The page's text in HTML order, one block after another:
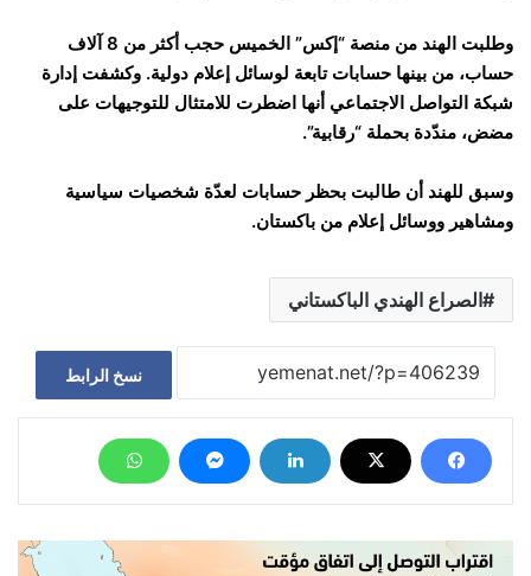
وطلبت الهند من منصة “إكس” الخميس حجب أكثر من 8 آلاف
حساب، من بينها حسابات تابعة لوسائل إعلام دولية. وكشفت إدارة
شبكة التواصل الاجتماعي أنها اضطرت للامتثال للتوجيهات على
مضض، مندّدة بحملة “رقابية”.
وسبق للهند أن طالبت بحظر حسابات لعدّة شخصيات سياسية
ومشاهير ووسائل إعلام من باكستان.
الصراع الهندي الباكستاني
نسخ الرابط